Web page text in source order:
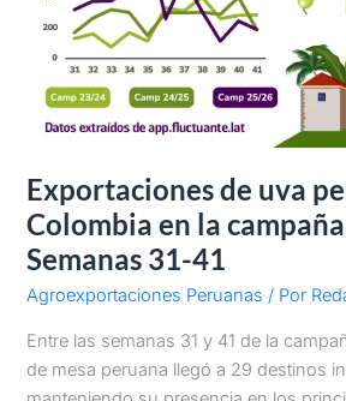
Exportaciones de uva
Colombia en la
Semanas 31-41
Agroexportaciones Peruanas / Por
Entre las semanas 31 y 41 de la
de mesa peruana llegó a 29 destinos